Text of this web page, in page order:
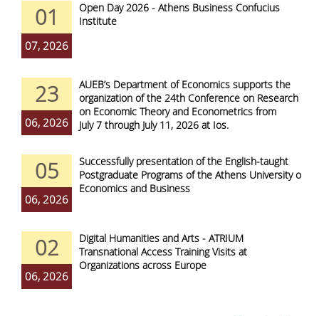
01
07, 2026
Open Day 2026 - Athens Business Confucius
Institute
23
06, 2026
AUEB’s Department of Economics supports the
organization of the 24th Conference on Research
on Economic Theory and Econometrics from
July 7 through July 11, 2026 at Ios.
05
06, 2026
Successfully presentation of the English-taught
Postgraduate Programs of the Athens University of
Economics and Business
02
06, 2026
Digital Humanities and Arts - ATRIUM
Transnational Access Training Visits at
Organizations across Europe